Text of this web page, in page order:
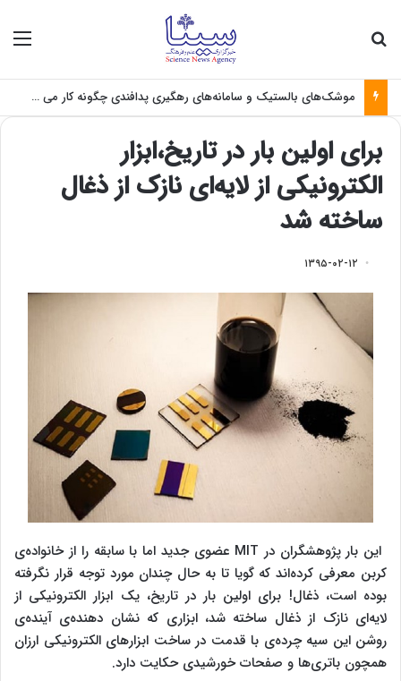
موشک‌های بالستیک و سامانه‌های رهگیری پدافندی چگونه کار می کنند؟
برای اولین بار در تاریخ،ابزار
الکترونیکی از لایه‌ای نازک از ذغال
ساخته شد
۱۳۹۵-۰۲-۱۲
این بار پژوهشگران در MIT عضوی جدید اما با سابقه را از خانواده‌ی
کربن معرفی کرده‌اند که گویا تا به حال چندان مورد توجه قرار نگرفته
بوده است، ذغال! برای اولین بار در تاریخ، یک ابزار الکترونیکی از
لایه‌ای نازک از ذغال ساخته شد، ابزاری که نشان دهنده‌ی آینده‌ی
روشن این سیه چرده‌ی با قدمت در ساخت ابزارهای الکترونیکی ارزان
همچون باتری‌ها و صفحات خورشیدی حکایت دارد.